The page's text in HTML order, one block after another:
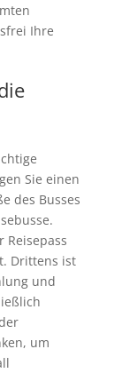
Ihre
Sie einen
des Busses
Reisepass
Drittens ist
und
um